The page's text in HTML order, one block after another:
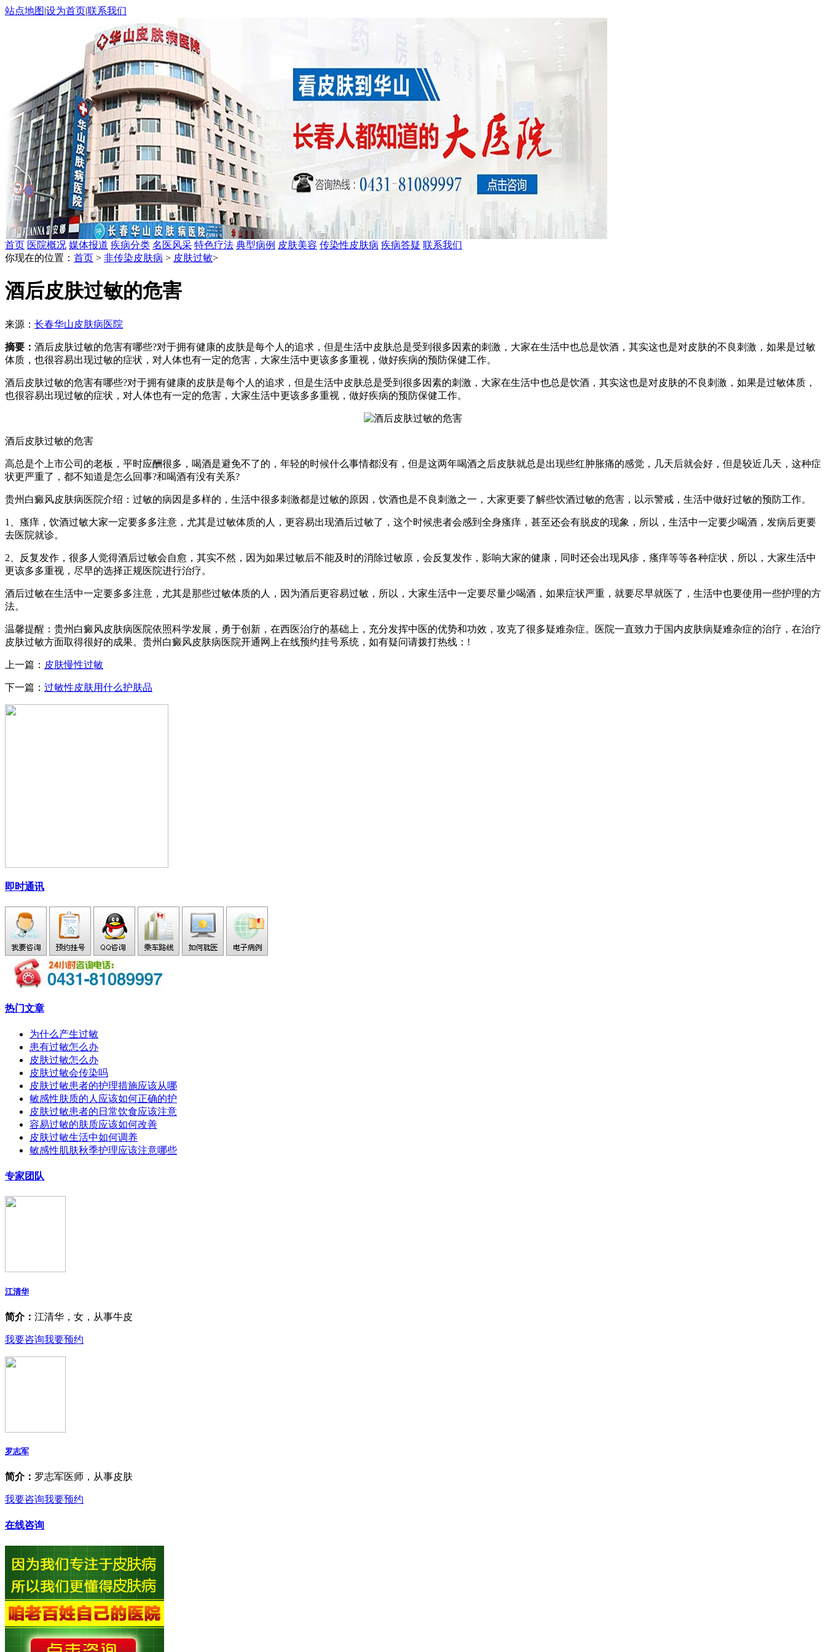
站点地图|设为首页|联系我们
首页 医院概况 媒体报道 疾病分类 名医风采 特色疗法 典型病例 皮肤美容 传染性皮肤病 疾病答疑 联系我们
你现在的位置： 首页 > 非传染皮肤病 > 皮肤过敏>
酒后皮肤过敏的危害
来源： 长春华山皮肤病医院
摘要： 酒后皮肤过敏的危害有哪些?对于拥有健康的皮肤是每个人的追求，但是生活中皮肤总是受到很多因素的刺激，大家在生活中也总是饮酒，其实这也是对皮肤的不良刺激，如果是过敏
体质，也很容易出现过敏的症状，对人体也有一定的危害，大家生活中更该多多重视，做好疾病的预防保健工作。
酒后皮肤过敏的危害有哪些?对于拥有健康的皮肤是每个人的追求，但是生活中皮肤总是受到很多因素的刺激，大家在生活中也总是饮酒，其实这也是对皮肤的不良刺激，如果是过敏体质，
也很容易出现过敏的症状，对人体也有一定的危害，大家生活中更该多多重视，做好疾病的预防保健工作。
酒后皮肤过敏的危害
高总是个上市公司的老板，平时应酬很多，喝酒是避免不了的，年轻的时候什么事情都没有，但是这两年喝酒之后皮肤就总是出现些红肿胀痛的感觉，几天后就会好，但是较近几天，这种症
状更严重了，都不知道是怎么回事?和喝酒有没有关系?
贵州白癜风皮肤病医院介绍：过敏的病因是多样的，生活中很多刺激都是过敏的原因，饮酒也是不良刺激之一，大家更要了解些饮酒过敏的危害，以示警戒，生活中做好过敏的预防工作。
1、瘙痒，饮酒过敏大家一定要多多注意，尤其是过敏体质的人，更容易出现酒后过敏了，这个时候患者会感到全身瘙痒，甚至还会有脱皮的现象，所以，生活中一定要少喝酒，发病后更要
去医院就诊。
2、反复发作，很多人觉得酒后过敏会自愈，其实不然，因为如果过敏后不能及时的消除过敏原，会反复发作，影响大家的健康，同时还会出现风疹，瘙痒等等各种症状，所以，大家生活中
更该多多重视，尽早的选择正规医院进行治疗。
酒后过敏在生活中一定要多多注意，尤其是那些过敏体质的人，因为酒后更容易过敏，所以，大家生活中一定要尽量少喝酒，如果症状严重，就要尽早就医了，生活中也要使用一些护理的方
法。
温馨提醒：贵州白癜风皮肤病医院依照科学发展，勇于创新，在西医治疗的基础上，充分发挥中医的优势和功效，攻克了很多疑难杂症。医院一直致力于国内皮肤病疑难杂症的治疗，在治疗
皮肤过敏方面取得很好的成果。贵州白癜风皮肤病医院开通网上在线预约挂号系统，如有疑问请拨打热线：!
上一篇： 皮肤慢性过敏
下一篇： 过敏性皮肤用什么护肤品
即时通讯
热门文章
为什么产生过敏
患有过敏怎么办
皮肤过敏怎么办
皮肤过敏会传染吗
皮肤过敏患者的护理措施应该从哪
敏感性肤质的人应该如何正确的护
皮肤过敏患者的日常饮食应该注意
容易过敏的肤质应该如何改善
皮肤过敏生活中如何调养
敏感性肌肤秋季护理应该注意哪些
专家团队
江清华
简介： 江清华，女，从事牛皮
我要咨询我要预约
罗志军
简介： 罗志军医师，从事皮肤
我要咨询我要预约
在线咨询